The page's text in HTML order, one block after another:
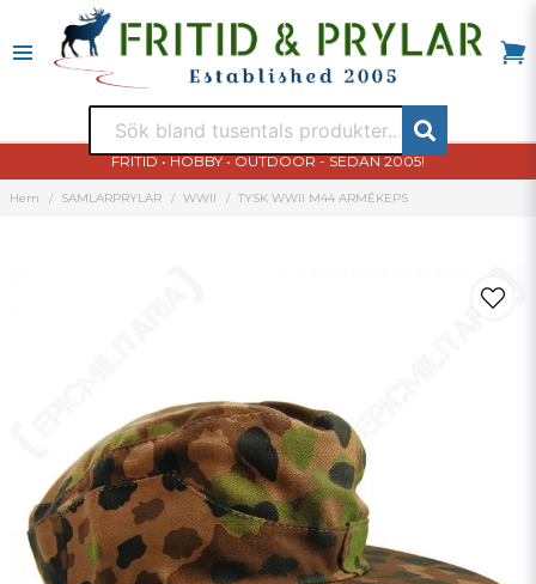
FRITID • HOBBY • OUTDOOR - SEDAN 2005!
Hem SAMLARPRYLAR WWII TYSK WWII M44 ARMÉKEPS